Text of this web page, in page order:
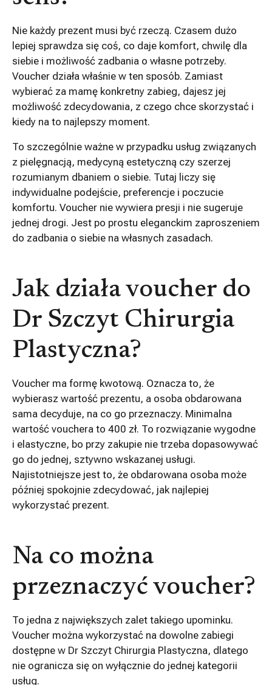
Nie każdy prezent musi być rzeczą. Czasem dużo
lepiej sprawdza się coś, co daje komfort, chwilę dla
siebie i możliwość zadbania o własne potrzeby.
Voucher działa właśnie w ten sposób. Zamiast
wybierać za mamę konkretny zabieg, dajesz jej
możliwość zdecydowania, z czego chce skorzystać i
kiedy na to najlepszy moment.
To szczególnie ważne w przypadku usług związanych
z pielęgnacją, medycyną estetyczną czy szerzej
rozumianym dbaniem o siebie. Tutaj liczy się
indywidualne podejście, preferencje i poczucie
komfortu. Voucher nie wywiera presji i nie sugeruje
jednej drogi. Jest po prostu eleganckim zaproszeniem
do zadbania o siebie na własnych zasadach.
Jak działa voucher do
Dr Szczyt Chirurgia
Plastyczna?
Voucher ma formę kwotową. Oznacza to, że
wybierasz wartość prezentu, a osoba obdarowana
sama decyduje, na co go przeznaczy. Minimalna
wartość vouchera to 400 zł. To rozwiązanie wygodne
i elastyczne, bo przy zakupie nie trzeba dopasowywać
go do jednej, sztywno wskazanej usługi.
Najistotniejsze jest to, że obdarowana osoba może
później spokojnie zdecydować, jak najlepiej
wykorzystać prezent.
Na co można
przeznaczyć voucher?
To jedna z największych zalet takiego upominku.
Voucher można wykorzystać na dowolne zabiegi
dostępne w Dr Szczyt Chirurgia Plastyczna, dlatego
nie ogranicza się on wyłącznie do jednej kategorii
usług.